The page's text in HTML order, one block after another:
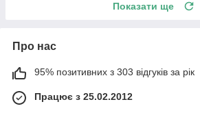
Показати ще
Про нас
95% позитивних з 303 відгуків за рік
Працює з 25.02.2012